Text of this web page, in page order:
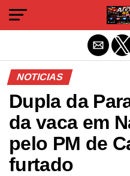
NOTICIAS
Dupla da
da vaca em
pelo PM de
furtado
Sair da